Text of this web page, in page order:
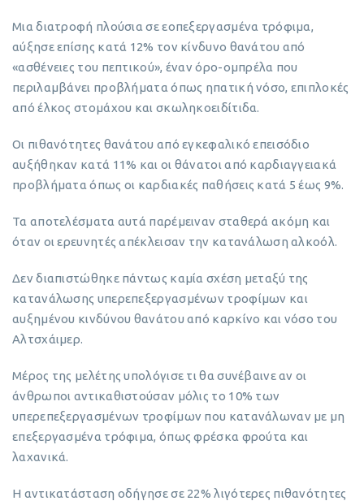
Μια διατροφή πλούσια σε εοπεξεργασμένα τρόφιμα,
αύξησε επίσης κατά 12% τον κίνδυνο θανάτου από
«ασθένειες του πεπτικού», έναν όρο-ομπρέλα που
περιλαμβάνει προβλήματα όπως ηπατική νόσο, επιπλοκές
από έλκος στομάχου και σκωληκοειδίτιδα.
Οι πιθανότητες θανάτου από εγκεφαλικό επεισόδιο
αυξήθηκαν κατά 11% και οι θάνατοι από καρδιαγγειακά
προβλήματα όπως οι καρδιακές παθήσεις κατά 5 έως 9%.
Τα αποτελέσματα αυτά παρέμειναν σταθερά ακόμη και
όταν οι ερευνητές απέκλεισαν την κατανάλωση αλκοόλ.
Δεν διαπιστώθηκε πάντως καμία σχέση μεταξύ της
κατανάλωσης υπερεπεξεργασμένων τροφίμων και
αυξημένου κινδύνου θανάτου από καρκίνο και νόσο του
Αλτσχάιμερ.
Μέρος της μελέτης υπολόγισε τι θα συνέβαινε αν οι
άνθρωποι αντικαθιστούσαν μόλις το 10% των
υπερεπεξεργασμένων τροφίμων που κατανάλωναν με μη
επεξεργασμένα τρόφιμα, όπως φρέσκα φρούτα και
λαχανικά.
Η αντικατάσταση οδήγησε σε 22% λιγότερες πιθανότητες